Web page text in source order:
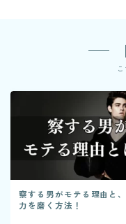
察する男がモテる理由と
力を磨く方法！